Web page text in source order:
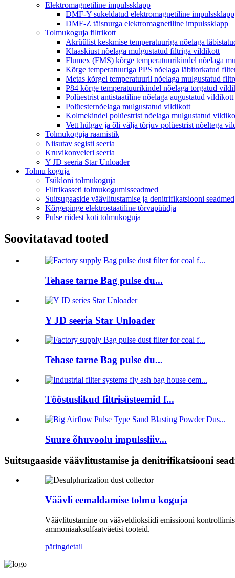
Elektromagnetiline impulssklapp
DMF-Y sukeldatud elektromagnetiline impulssklapp
DMF-Z täisnurga elektromagnetiline impulssklapp
Tolmukoguja filtrikott
Akrüülist keskmise temperatuuriga nõelaga
Klaaskiust nõelaga mulgustatud filtriga vildikott
Flumex (FMS) kõrge temperatuurikindel nõelaga
Kõrge temperatuuriga PPS nõelaga läbitorkatud
Metas kõrgel temperatuuril nõelaga mulgustatud
P84 kõrge temperatuurikindel nõelaga torgatud
Polüestrist antistaatiline nõelaga augustatud vildikott
Polüesternõelaga mulgustatud vildikott
Kolmekindel polüestrist nõelaga mulgustatud
Vett hülgav ja õli välja tõrjuv polüestrist nõeltega
Tolmukoguja raamistik
Niisutav segisti seeria
Kruvikonveieri seeria
Y JD seeria Star Unloader
Tolmu koguja
Tsükloni tolmukoguja
Filtrikasseti tolmukogumisseadmed
Suitsugaaside väävlitustamise ja denitrifikatsiooni seadmed
Kõrgepinge elektrostaatiline tõrvapüüdja
Pulse riidest koti tolmukoguja
Soovitatavad tooted
Tehase tarne Bag pulse du...
Y JD seeria Star Unloader
Tehase tarne Bag pulse du...
Tööstuslikud filtrisüsteemid f...
Suure õhuvoolu impulssliiv...
Suitsugaaside väävlitustamise ja denitrifikatsiooni
Väävli eemaldamise tolmu koguja
Väävlitustamine on vääveldioksiidi emissiooni
ammoniaaksulfaatväetisi tooteid.
päringdetail